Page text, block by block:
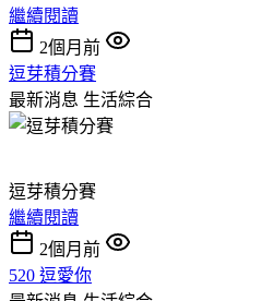
繼續閱讀
2個月前
逗芽積分賽
最新消息 生活綜合
逗芽積分賽
繼續閱讀
2個月前
520 逗愛你